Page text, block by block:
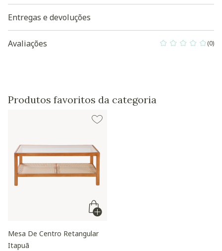
Entregas e devoluções
Avaliações 0 out of 5 (0)
Produtos favoritos da categoria
Mesa De Centro Retangular
Itapuã